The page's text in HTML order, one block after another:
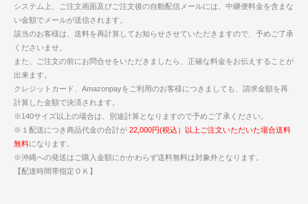
システム上、ご注文画面及びご注文後の自動配信メールには、中継便料金を含まな
い金額でメールが送信されます。
該当のお客様は、送料を再計算してお知らせさせていただきますので、予めご了承
くださいませ。
また、ご注文の前にお問合せをいただきましたら、正確な料金をお伝えすることが
出来ます。
クレジットカード、Amazonpayをご利用のお客様につきましても、請求金額を再
計算した金額で決済されます。
※140サイズ以上の場合は、別途計算となりますので予めご了承ください。
※１配送につき商品代金の合計が 22,000円(税込）以上ご注文いただいた場合送料
無料になります。
※沖縄への発送はご購入金額にかかわらず送料無料は対象外となります。
【配達時間帯指定ＯＫ】